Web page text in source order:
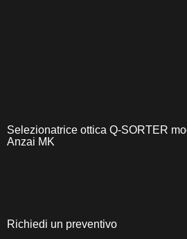
Selezionatrice ottica Q-SORTER
Anzai MK
Richiedi un preventivo